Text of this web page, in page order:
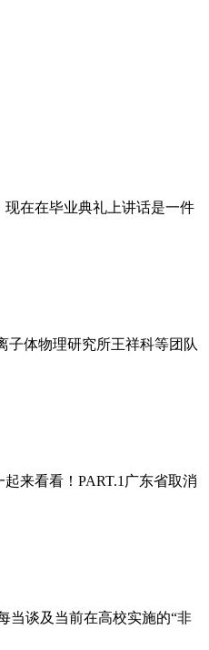
在在毕业典礼上讲话是一件
子体物理研究所王祥科等团队
来看看！PART.1广东省取消
当谈及当前在高校实施的“非